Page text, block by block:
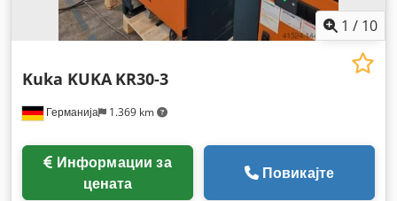
1 / 10
Германија 1.369 km
Kuka KUKA KR30-3
цената
Повикајте